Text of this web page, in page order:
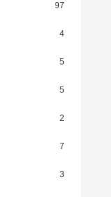
97
4
5
5
2
7
3